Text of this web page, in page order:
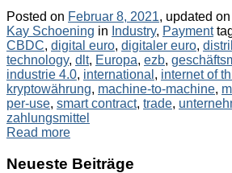
Posted on Februar 8, 2021, updated on
Kay Schoening in Categories
Industry, Payment
CBDC, digital euro, digitaler euro,
technology, dlt, Europa, ezb,
industrie 4.0, international , internet of
kryptowährung, machine-to-machine,
per-use, smart contract, trade,
zahlungsmittel
Read more
Neueste Beiträge